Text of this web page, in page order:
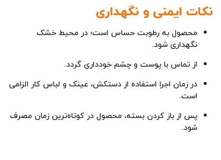
نکات ایمنی و نگهداری
محصول به رطوبت حساس است؛ در محیط خشک
نگهداری شود.
از تماس با پوست و چشم خودداری گردد.
در زمان اجرا استفاده از دستکش، عینک و لباس کار الزامی
است.
پس از باز کردن بسته، محصول در کوتاه‌ترین زمان مصرف
شود.